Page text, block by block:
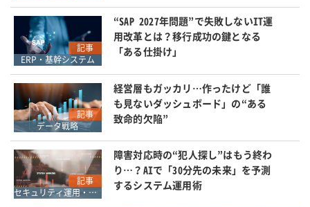
記事
ERP・基幹システム
“SAP 2027年問題”で失敗しないIT運
用改革とは？移行成功の鍵となる
「ある仕掛け」
記事
データ戦略
経営層もガッカリ…作ったけど「誰
も見ないダッシュボード」の“ある
致命的欠陥”
記事
セキュリティ運用・SOC・SIEM・ログ管理
障害対応時の“犯人探し”はもう終わ
り…？AIで「30分先の未来」を予測
するシステム運用術